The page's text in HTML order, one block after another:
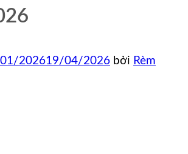
202619/04/2026 bởi Rèm